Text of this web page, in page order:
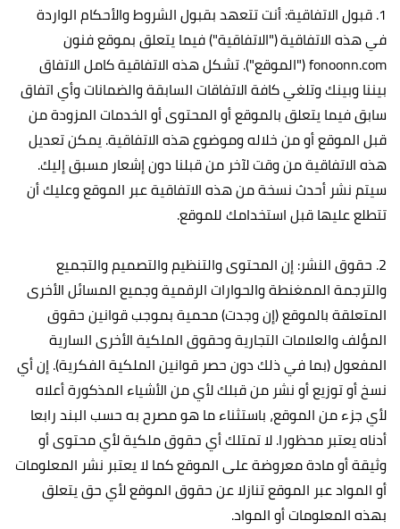
1. قبول الاتفاقية: أنت تتعهد بقبول الشروط والأحكام الواردة
في هذه الاتفاقية ("الاتفاقية") فيما يتعلق بموقع فنون
fonoonn.com ("الموقع"). تشكل هذه الاتفاقية كامل الاتفاق
بيننا وبينك وتلغي كافة الاتفاقات السابقة والضمانات وأي اتفاق
سابق فيما يتعلق بالموقع أو المحتوى أو الخدمات المزودة من
قبل الموقع أو من خلاله وموضوع هذه الاتفاقية. يمكن تعديل
هذه الاتفاقية من وقت لآخر من قبلنا دون إشعار مسبق إليك.
سيتم نشر أحدث نسخة من هذه الاتفاقية عبر الموقع وعليك أن
تتطلع عليها قبل استخدامك للموقع.
2. حقوق النشر: إن المحتوى والتنظيم والتصميم والتجميع
والترجمة الممغنطة والحوارات الرقمية وجميع المسائل الأخرى
المتعلقة بالموقع (إن وجدت) محمية بموجب قوانين حقوق
المؤلف والعلامات التجارية وحقوق الملكية الأخرى السارية
المفعول (بما في ذلك دون حصر قوانين الملكية الفكرية). إن أي
نسخ أو توزيع أو نشر من قبلك لأي من الأشياء المذكورة أعلاه
لأي جزء من الموقع، باستثناء ما هو مصرح به حسب البند رابعا
أدناه يعتبر محظورا. لا تمتلك أي حقوق ملكية لأي محتوى أو
وثيقة أو مادة معروضة على الموقع كما لا يعتبر نشر المعلومات
أو المواد عبر الموقع تنازلا عن حقوق الموقع لأي حق يتعلق
بهذه المعلومات أو المواد.